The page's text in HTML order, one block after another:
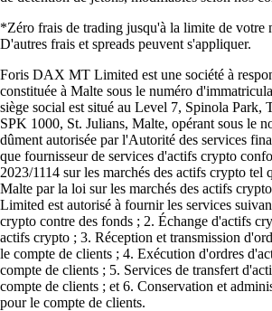
*Zéro frais de trading jusqu'à la limite de votre
D'autres frais et spreads peuvent s'appliquer.
Foris DAX MT Limited est une société à
constituée à Malte sous le numéro
siège social est situé au Level 7, Spinola
SPK 1000, St. Julians, Malte, opérant sous le
dûment autorisée par l'Autorité des services
que fournisseur de services d'actifs crypto
2023/1114 sur les marchés des actifs crypto tel
Malte par la loi sur les marchés des actifs
Limited est autorisé à fournir les services
crypto contre des fonds ; 2. Échange d'actifs
actifs crypto ; 3. Réception et transmission
le compte de clients ; 4. Exécution d'ordres
compte de clients ; 5. Services de transfert
compte de clients ; et 6. Conservation et
pour le compte de clients.